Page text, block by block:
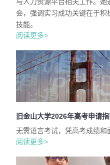
会，强调实习成功关键在于
技能。
阅读更多>
旧金山大学2026年高考申请
无需语言考试，凭高考成绩和
阅读更多>